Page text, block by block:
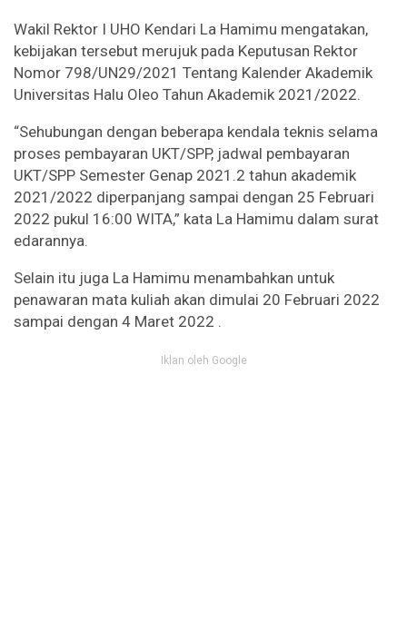
Wakil Rektor I UHO Kendari La Hamimu mengatakan,
kebijakan tersebut merujuk pada Keputusan Rektor
Nomor 798/UN29/2021 Tentang Kalender Akademik
Universitas Halu Oleo Tahun Akademik 2021/2022.
“Sehubungan dengan beberapa kendala teknis selama
proses pembayaran UKT/SPP, jadwal pembayaran
UKT/SPP Semester Genap 2021.2 tahun akademik
2021/2022 diperpanjang sampai dengan 25 Februari
2022 pukul 16:00 WITA,” kata La Hamimu dalam surat
edarannya.
Selain itu juga La Hamimu menambahkan untuk
penawaran mata kuliah akan dimulai 20 Februari 2022
sampai dengan 4 Maret 2022 .
Iklan oleh Google